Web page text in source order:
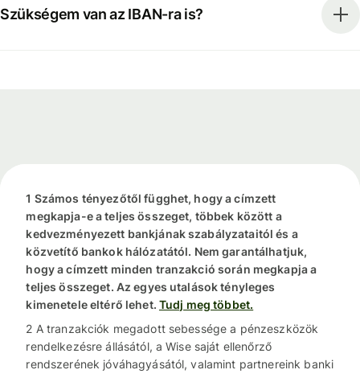
Szükségem van az IBAN-ra is?
1 Számos tényezőtől függhet, hogy a címzett
megkapja-e a teljes összeget, többek között a
kedvezményezett bankjának szabályzataitól és a
közvetítő bankok hálózatától. Nem garantálhatjuk,
hogy a címzett minden tranzakció során megkapja a
teljes összeget. Az egyes utalások tényleges
kimenetele eltérő lehet. Tudj meg többet.
2 A tranzakciók megadott sebessége a pénzeszközök
rendelkezésre állásától, a Wise saját ellenőrző
rendszerének jóváhagyásától, valamint partnereink banki